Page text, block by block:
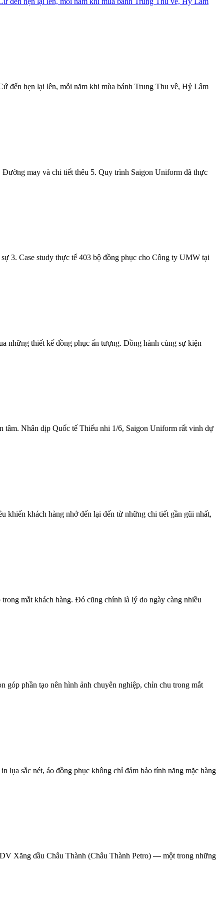
đến hẹn lại lên, mỗi năm khi mùa bánh Trung Thu về, Hỷ Lâm
may và chi tiết thêu 5. Quy trình Saigon Uniform đã thực
3. Case study thực tế 403 bộ đồng phục cho Công ty UMW tại
những thiết kế đồng phục ấn tượng. Đồng hành cùng sự kiện
tâm. Nhân dịp Quốc tế Thiếu nhi 1/6, Saigon Uniform rất vinh dự
khiến khách hàng nhớ đến lại đến từ những chi tiết gần gũi nhất,
mắt khách hàng. Đó cũng chính là lý do ngày càng nhiều
góp phần tạo nên hình ảnh chuyên nghiệp, chỉn chu trong mắt
sắc nét, áo đồng phục không chỉ đảm bảo tính năng mặc hàng
Xăng dầu Châu Thành (Châu Thành Petro) — một trong những